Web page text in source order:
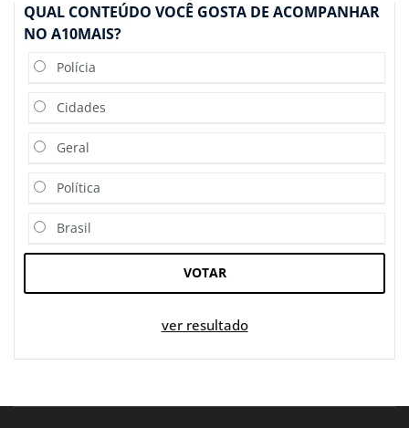
QUAL CONTEÚDO VOCÊ GOSTA DE ACOMPANHAR
NO A10MAIS?
Polícia
Cidades
Geral
Política
Brasil
VOTAR
ver resultado